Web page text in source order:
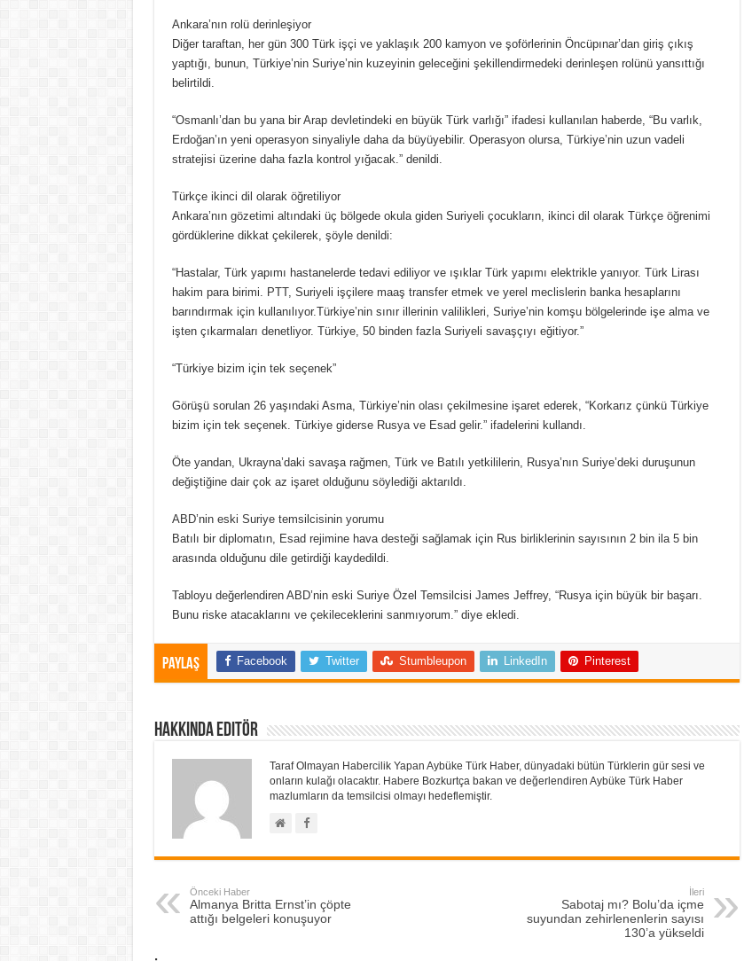
Ankara’nın rolü derinleşiyor
Diğer taraftan, her gün 300 Türk işçi ve yaklaşık 200 kamyon ve şoförlerinin Öncüpınar’dan giriş çıkış
yaptığı, bunun, Türkiye’nin Suriye’nin kuzeyinin geleceğini şekillendirmedeki derinleşen rolünü yansıttığı
belirtildi.
“Osmanlı’dan bu yana bir Arap devletindeki en büyük Türk varlığı” ifadesi kullanılan haberde, “Bu varlık,
Erdoğan’ın yeni operasyon sinyaliyle daha da büyüyebilir. Operasyon olursa, Türkiye’nin uzun vadeli
stratejisi üzerine daha fazla kontrol yığacak.” denildi.
Türkçe ikinci dil olarak öğretiliyor
Ankara’nın gözetimi altındaki üç bölgede okula giden Suriyeli çocukların, ikinci dil olarak Türkçe öğrenimi
gördüklerine dikkat çekilerek, şöyle denildi:
“Hastalar, Türk yapımı hastanelerde tedavi ediliyor ve ışıklar Türk yapımı elektrikle yanıyor. Türk Lirası
hakim para birimi. PTT, Suriyeli işçilere maaş transfer etmek ve yerel meclislerin banka hesaplarını
barındırmak için kullanılıyor.Türkiye’nin sınır illerinin valilikleri, Suriye’nin komşu bölgelerinde işe alma ve
işten çıkarmaları denetliyor. Türkiye, 50 binden fazla Suriyeli savaşçıyı eğitiyor.”
“Türkiye bizim için tek seçenek”
Görüşü sorulan 26 yaşındaki Asma, Türkiye’nin olası çekilmesine işaret ederek, “Korkarız çünkü Türkiye
bizim için tek seçenek. Türkiye giderse Rusya ve Esad gelir.” ifadelerini kullandı.
Öte yandan, Ukrayna’daki savaşa rağmen, Türk ve Batılı yetkililerin, Rusya’nın Suriye’deki duruşunun
değiştiğine dair çok az işaret olduğunu söylediği aktarıldı.
ABD’nin eski Suriye temsilcisinin yorumu
Batılı bir diplomatın, Esad rejimine hava desteği sağlamak için Rus birliklerinin sayısının 2 bin ila 5 bin
arasında olduğunu dile getirdiği kaydedildi.
Tabloyu değerlendiren ABD’nin eski Suriye Özel Temsilcisi James Jeffrey, “Rusya için büyük bir başarı.
Bunu riske atacaklarını ve çekileceklerini sanmıyorum.” diye ekledi.
Paylaş Facebook Twitter Stumbleupon LinkedIn Pinterest
Hakkında Editör
Taraf Olmayan Habercilik Yapan Aybüke Türk Haber, dünyadaki bütün Türklerin gür sesi ve
onların kulağı olacaktır. Habere Bozkurtça bakan ve değerlendiren Aybüke Türk Haber
mazlumların da temsilcisi olmayı hedeflemiştir.
Önceki Haber
Almanya Britta Ernst’in çöpte
attığı belgeleri konuşuyor
İleri
Sabotaj mı? Bolu’da içme
suyundan zehirlenenlerin sayısı
130’a yükseldi